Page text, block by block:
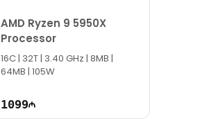
AMD Ryzen 9 5950X
Processor
16C | 32T | 3.40 GHz | 8MB |
64MB | 105W
1099